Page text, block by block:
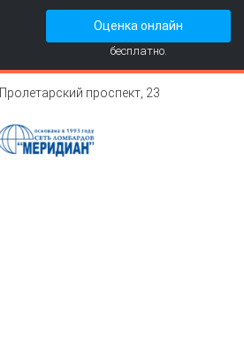
Оценка онлайн
бесплатно.
Пролетарский проспект, 23